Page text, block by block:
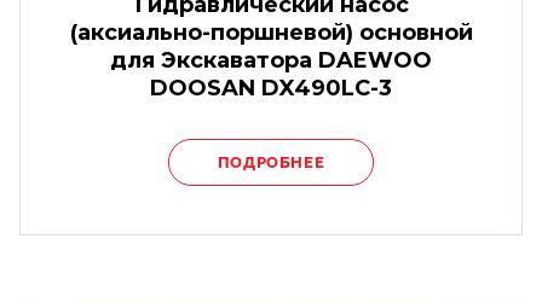
(аксиально-поршневой) основной
для Экскаватора DAEWOO
DOOSAN DX490LC-3
ПОДРОБНЕЕ